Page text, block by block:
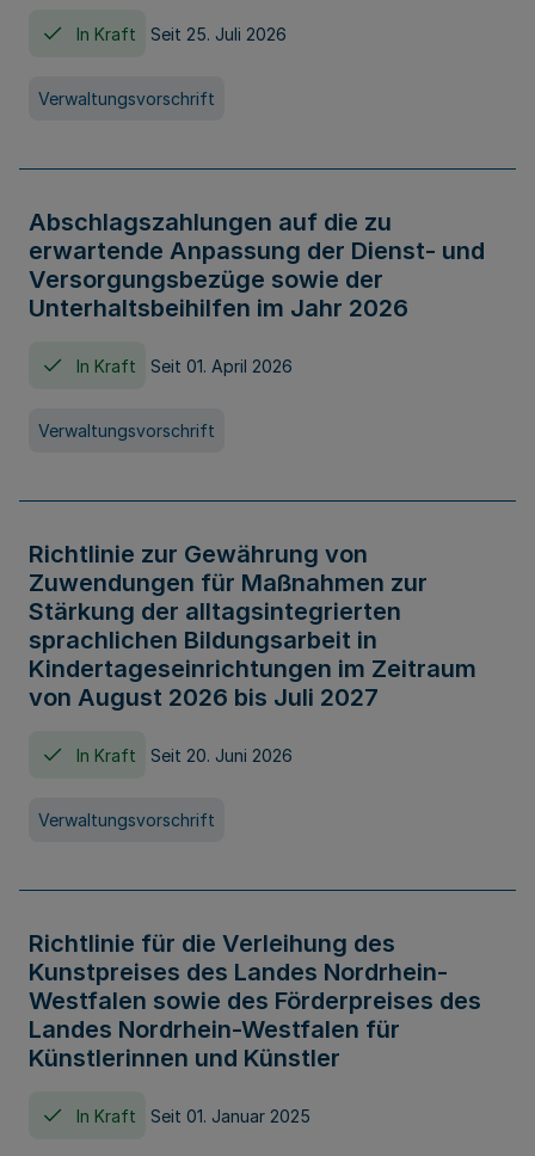
In Kraft Seit 25. Juli 2026
Verwaltungsvorschrift
Abschlagszahlungen auf die zu
erwartende Anpassung der Dienst- und
Versorgungsbezüge sowie der
Unterhaltsbeihilfen im Jahr 2026
In Kraft Seit 01. April 2026
Verwaltungsvorschrift
Richtlinie zur Gewährung von
Zuwendungen für Maßnahmen zur
Stärkung der alltagsintegrierten
sprachlichen Bildungsarbeit in
Kindertageseinrichtungen im Zeitraum
von August 2026 bis Juli 2027
In Kraft Seit 20. Juni 2026
Verwaltungsvorschrift
Richtlinie für die Verleihung des
Kunstpreises des Landes Nordrhein-
Westfalen sowie des Förderpreises des
Landes Nordrhein-Westfalen für
Künstlerinnen und Künstler
In Kraft Seit 01. Januar 2025